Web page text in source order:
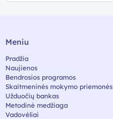
Meniu
Pradžia
Naujienos
Bendrosios programos
Skaitmeninės mokymo priemonės
Užduočių bankas
Metodinė medžiaga
Vadovėliai